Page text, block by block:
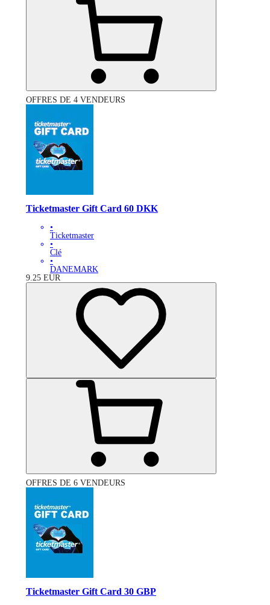
OFFRES DE 4 VENDEURS
Ticketmaster Gift Card 60 DKK
•
Ticketmaster
•
Clé
•
DANEMARK
9.25 EUR
OFFRES DE 6 VENDEURS
Ticketmaster Gift Card 30 GBP